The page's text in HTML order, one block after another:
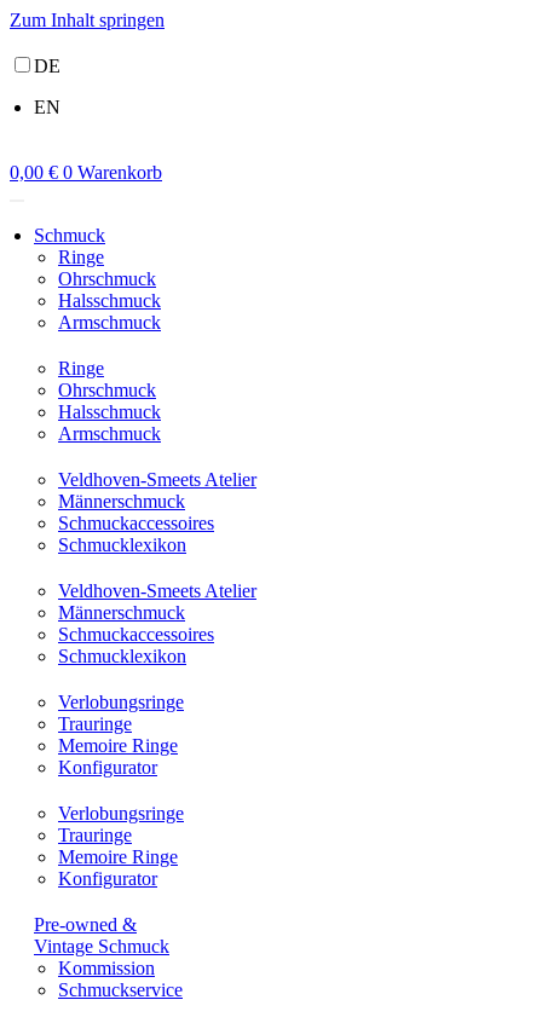
Zum Inhalt springen
DE
EN
0,00 € 0 Warenkorb
Schmuck
Ringe
Ohrschmuck
Halsschmuck
Armschmuck
Ringe
Ohrschmuck
Halsschmuck
Armschmuck
Veldhoven-Smeets Atelier
Männerschmuck
Schmuckaccessoires
Schmucklexikon
Veldhoven-Smeets Atelier
Männerschmuck
Schmuckaccessoires
Schmucklexikon
Verlobungsringe
Trauringe
Memoire Ringe
Konfigurator
Verlobungsringe
Trauringe
Memoire Ringe
Konfigurator
Pre-owned &
Vintage Schmuck
Kommission
Schmuckservice